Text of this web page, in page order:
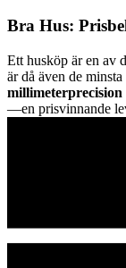
Bra Hus:
Ett husköp är en av
är då även de
millimeterprecision
—en prisvinnande